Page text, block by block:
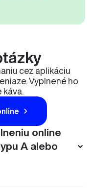
cez aplikáciu
Vyplnené ho
online
A alebo